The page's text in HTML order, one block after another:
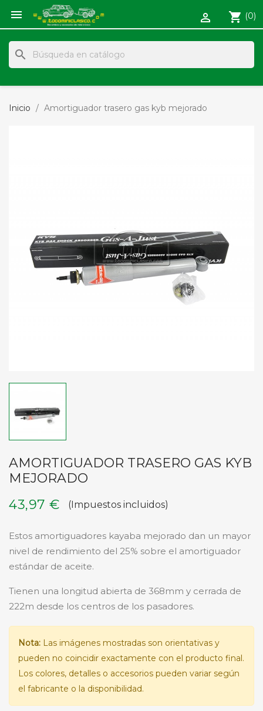
 shopping_cart (0)

search
Inicio Amortiguador trasero gas kyb mejorado
AMORTIGUADOR TRASERO GAS KYB
MEJORADO
43,97 €
(Impuestos incluidos)
Estos amortiguadores kayaba mejorado dan un mayor
nivel de rendimiento del 25% sobre el amortiguador
estándar de aceite.
Tienen una longitud abierta de 368mm y cerrada de
222m desde los centros de los pasadores.
Nota: Las imágenes mostradas son orientativas y
pueden no coincidir exactamente con el producto final.
Los colores, detalles o accesorios pueden variar según
el fabricante o la disponibilidad.